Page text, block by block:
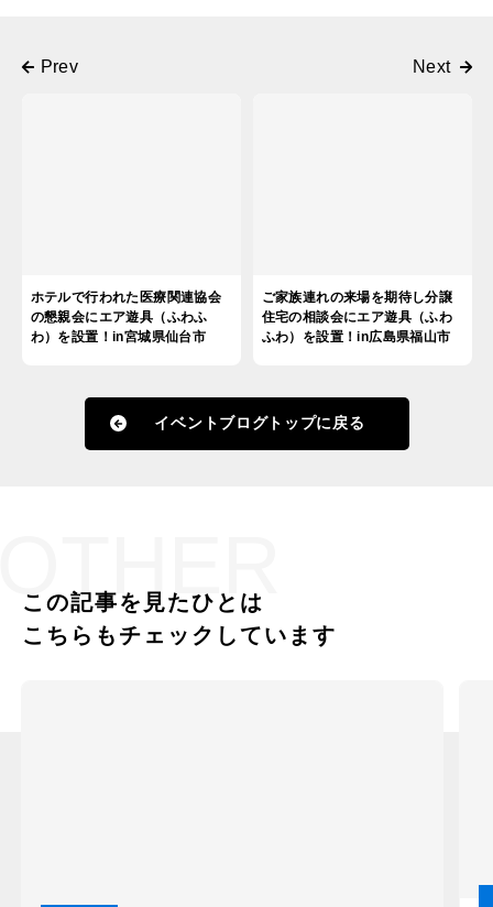
ホテルで行われた医療関連協会
の懇親会にエア遊具（ふわふ
わ）を設置！in宮城県仙台市
ご家族連れの来場を期待し分譲
住宅の相談会にエア遊具（ふわ
ふわ）を設置！in広島県福山市
イベントブログトップに戻る
この記事を見たひとは
こちらもチェックしています